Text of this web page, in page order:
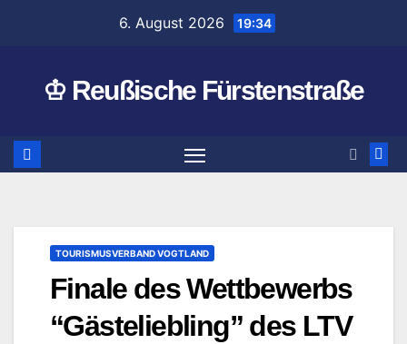
6. August 2026 19:34
♔ Reußische Fürstenstraße
TOURISMUSVERBAND VOGTLAND
Finale des Wettbewerbs
“Gästeliebling” des LTV